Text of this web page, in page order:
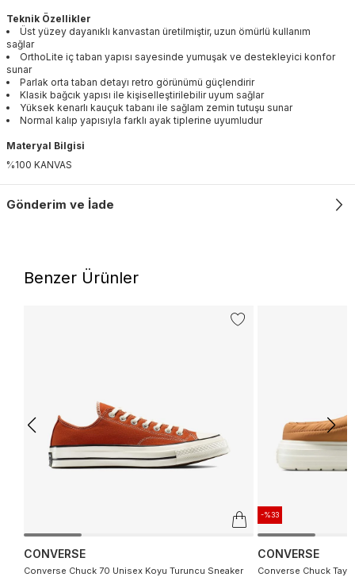
Teknik Özellikler
Üst yüzey dayanıklı kanvastan üretilmiştir, uzun ömürlü kullanım
sağlar
OrthoLite iç taban yapısı sayesinde yumuşak ve destekleyici konfor
sunar
Parlak orta taban detayı retro görünümü güçlendirir
Klasik bağcık yapısı ile kişiselleştirilebilir uyum sağlar
Yüksek kenarlı kauçuk tabanı ile sağlam zemin tutuşu sunar
Normal kalıp yapısıyla farklı ayak tiplerine uyumludur
Materyal Bilgisi
%100 KANVAS
Gönderim ve İade
Benzer Ürünler
CONVERSE
Converse Chuck 70 Unisex Koyu Turuncu Sneaker
-%33
CONVERSE
Converse Chuck